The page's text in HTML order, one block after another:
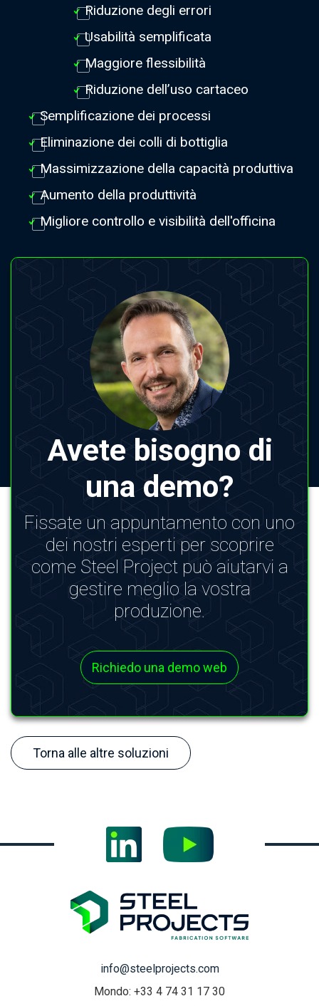
Riduzione degli errori
Usabilità semplificata
Maggiore flessibilità
Riduzione dell’uso cartaceo
Semplificazione dei processi
Eliminazione dei colli di bottiglia
Massimizzazione della capacità produttiva
Aumento della produttività
Migliore controllo e visibilità dell'officina
Avete bisogno di
una demo?
Fissate un appuntamento con uno
dei nostri esperti per scoprire
come Steel Project può aiutarvi a
gestire meglio la vostra
produzione.
Richiedo una demo web
Torna alle altre soluzioni
info@steelprojects.com
Mondo: +33 4 74 31 17 30